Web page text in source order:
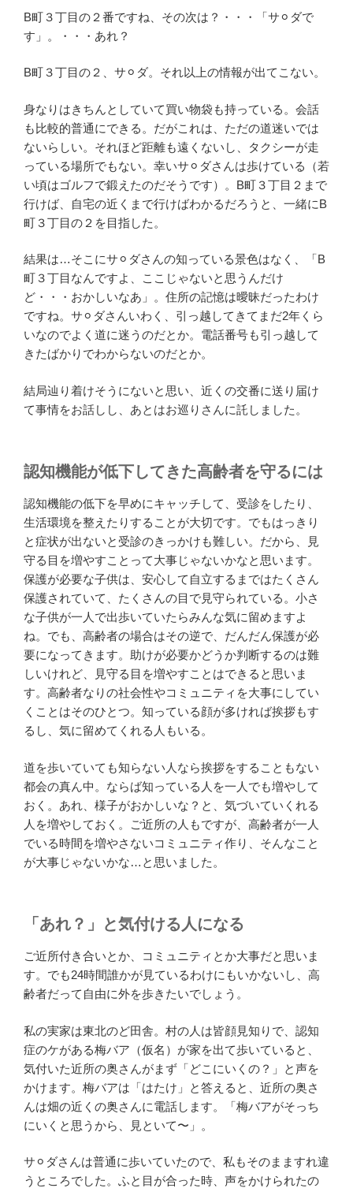
B町３丁目の２番ですね、その次は？・・・「サ⚪︎ダで
す」。・・・あれ？
B町３丁目の２、サ⚪︎ダ。それ以上の情報が出てこない。
身なりはきちんとしていて買い物袋も持っている。会話
も比較的普通にできる。だがこれは、ただの道迷いでは
ないらしい。それほど距離も遠くないし、タクシーが走
っている場所でもない。幸いサ⚪︎ダさんは歩けている（若
い頃はゴルフで鍛えたのだそうです）。B町３丁目２まで
行けば、自宅の近くまで行けばわかるだろうと、一緒にB
町３丁目の２を目指した。
結果は…そこにサ⚪︎ダさんの知っている景色はなく、「B
町３丁目なんですよ、ここじゃないと思うんだけ
ど・・・おかしいなあ」。住所の記憶は曖昧だったわけ
ですね。サ⚪︎ダさんいわく、引っ越してきてまだ2年くら
いなのでよく道に迷うのだとか。電話番号も引っ越して
きたばかりでわからないのだとか。
結局辿り着けそうにないと思い、近くの交番に送り届け
て事情をお話しし、あとはお巡りさんに託しました。
認知機能が低下してきた高齢者を守るには
認知機能の低下を早めにキャッチして、受診をしたり、
生活環境を整えたりすることが大切です。でもはっきり
と症状が出ないと受診のきっかけも難しい。だから、見
守る目を増やすことって大事じゃないかなと思います。
保護が必要な子供は、安心して自立するまではたくさん
保護されていて、たくさんの目で見守られている。小さ
な子供が一人で出歩いていたらみんな気に留めますよ
ね。でも、高齢者の場合はその逆で、だんだん保護が必
要になってきます。助けが必要かどうか判断するのは難
しいけれど、見守る目を増やすことはできると思いま
す。高齢者なりの社会性やコミュニティを大事にしてい
くことはそのひとつ。知っている顔が多ければ挨拶もす
るし、気に留めてくれる人もいる。
道を歩いていても知らない人なら挨拶をすることもない
都会の真ん中。ならば知っている人を一人でも増やして
おく。あれ、様子がおかしいな？と、気づいていくれる
人を増やしておく。ご近所の人もですが、高齢者が一人
でいる時間を増やさないコミュニティ作り、そんなこと
が大事じゃないかな…と思いました。
「あれ？」と気付ける人になる
ご近所付き合いとか、コミュニティとか大事だと思いま
す。でも24時間誰かが見ているわけにもいかないし、高
齢者だって自由に外を歩きたいでしょう。
私の実家は東北のど田舎。村の人は皆顔見知りで、認知
症のケがある梅バア（仮名）が家を出て歩いていると、
気付いた近所の奥さんがまず「どこにいくの？」と声を
かけます。梅バアは「はたけ」と答えると、近所の奥さ
んは畑の近くの奥さんに電話します。「梅バアがそっち
にいくと思うから、見といて〜」。
サ⚪︎ダさんは普通に歩いていたので、私もそのまますれ違
うところでした。ふと目が合った時、声をかけられたの